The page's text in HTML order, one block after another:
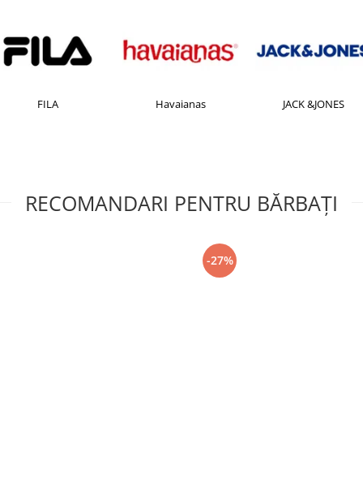
FILA Havaianas JACK &JONES
RECOMANDARI PENTRU BĂRBAŢI
-27%